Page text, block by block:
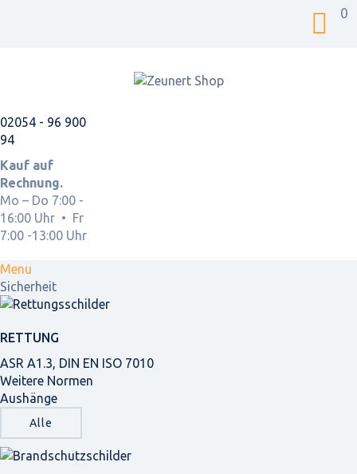
0
02054 - 96 900
94
Kauf auf
Rechnung.
Mo – Do 7:00 -
16:00 Uhr • Fr
7:00 -13:00 Uhr
Menu
Sicherheit
RETTUNG
ASR A1.3, DIN EN ISO 7010
Weitere Normen
Aushänge
Alle